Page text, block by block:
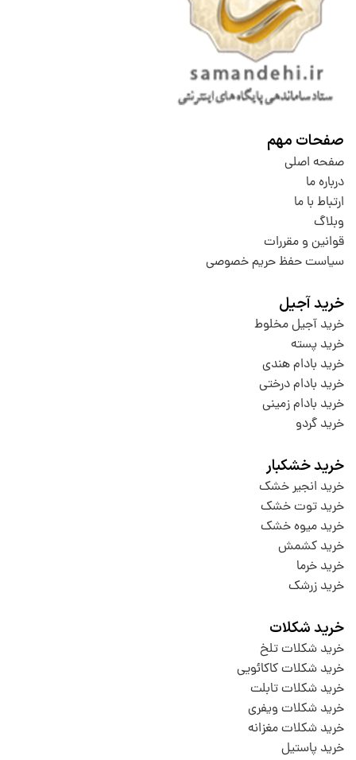
صفحات مهم
صفحه اصلی
درباره ما
ارتباط با ما
وبلاگ
قوانین و مقررات
سیاست حفظ حریم خصوصی
خرید آجیل
خرید آجیل مخلوط
خرید پسته
خرید بادام هندی
خرید بادام درختی
خرید بادام زمینی
خرید گردو
خرید خشکبار
خرید انجیر خشک
خرید توت خشک
خرید میوه خشک
خرید کشمش
خرید خرما
خرید زرشک
خرید شکلات
خرید شکلات تلخ
خرید شکلات کاکائویی
خرید شکلات تابلت
خرید شکلات ویفری
خرید شکلات مغزانه
خرید پاستیل